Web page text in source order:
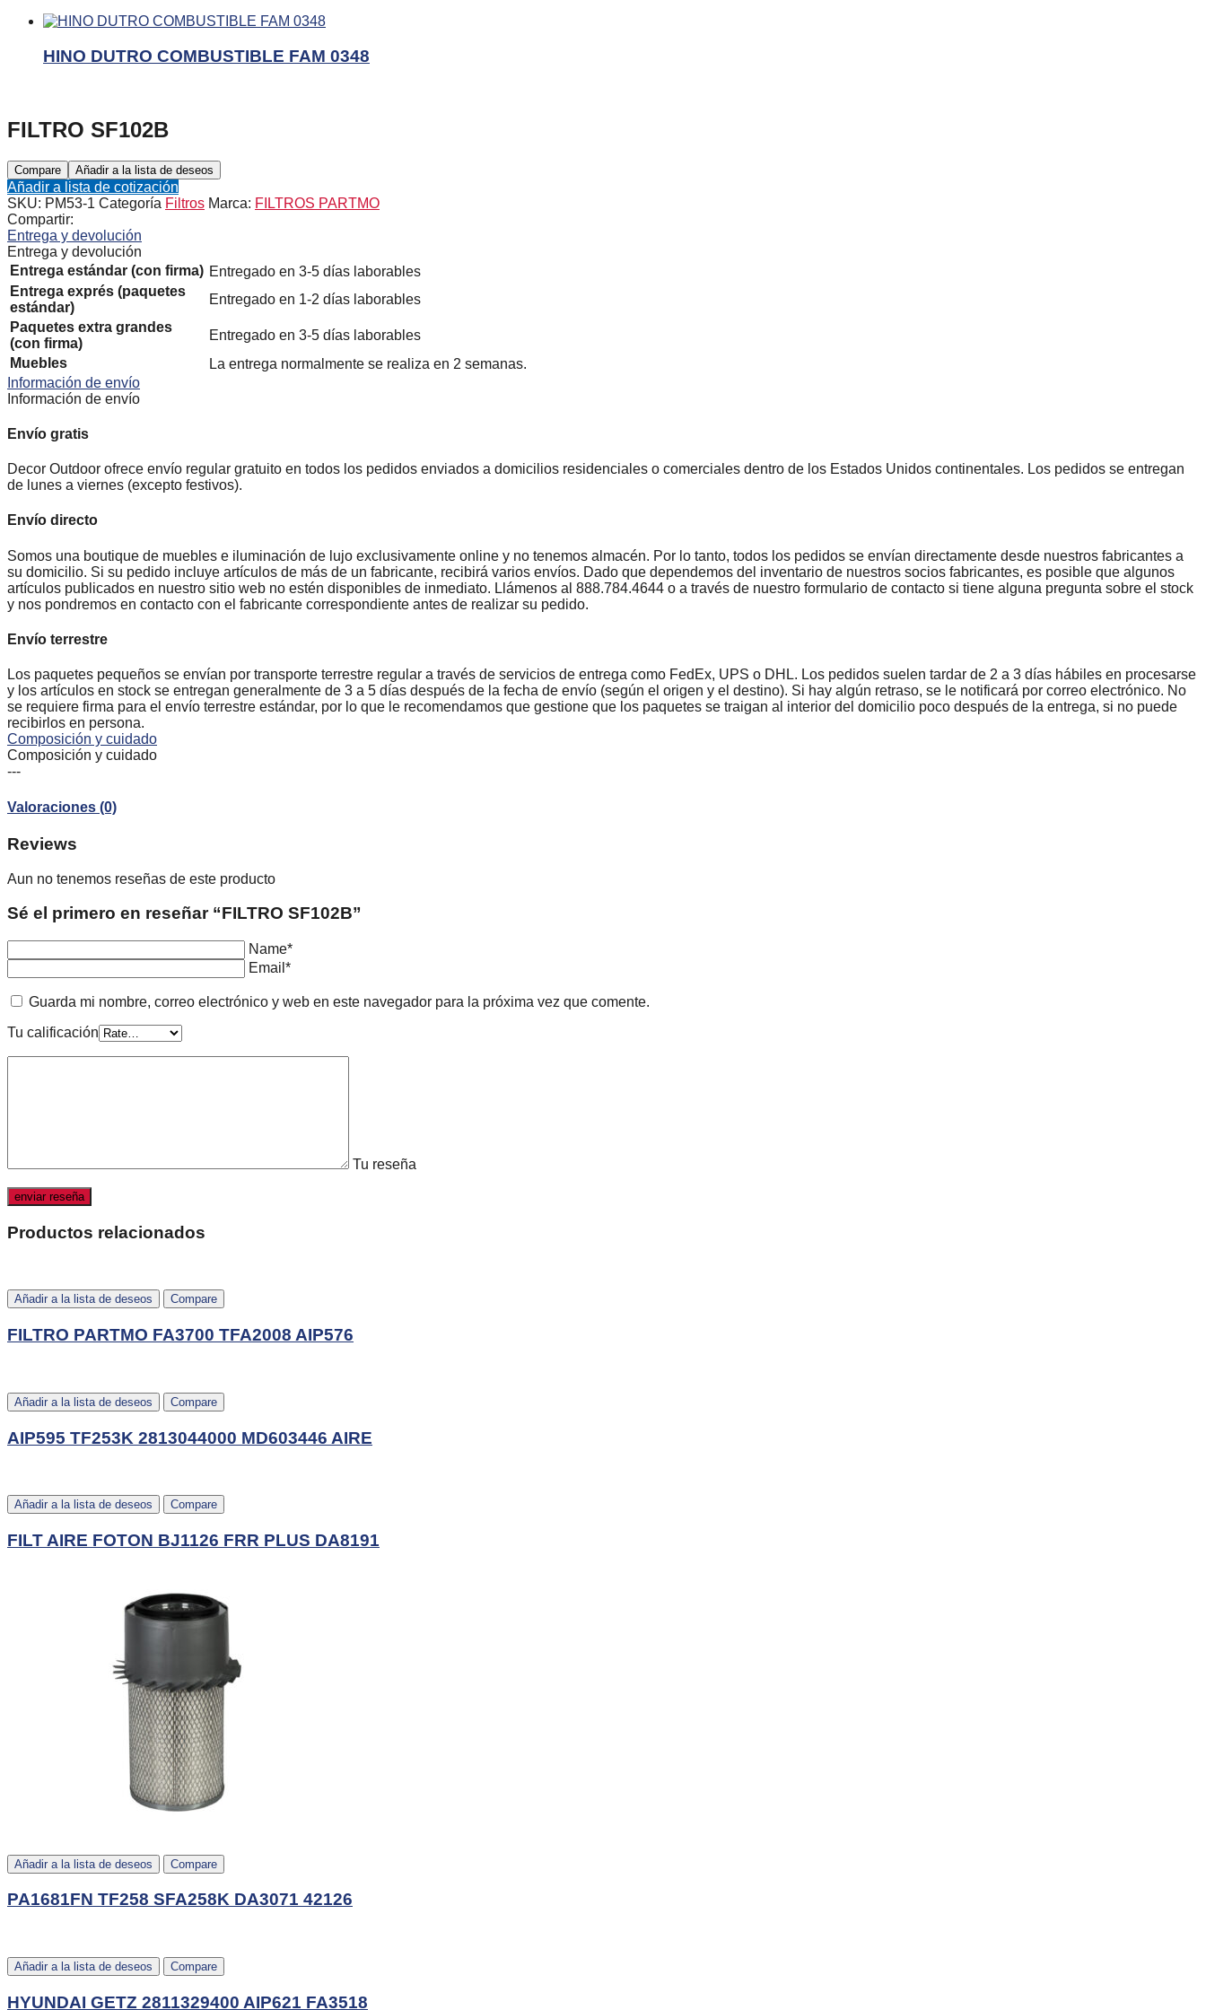
HINO DUTRO COMBUSTIBLE FAM 0348
FILTRO SF102B
Compare Añadir a la lista de deseos
Añadir a lista de cotización
SKU: PM53-1 Categoría Filtros Marca: FILTROS PARTMO
Compartir:
Entrega y devolución
Entrega y devolución
Entrega estándar (con firma) Entregado en 3-5 días laborables
Entrega exprés (paquetes
estándar)
Entregado en 1-2 días laborables
Paquetes extra grandes
(con firma)
Entregado en 3-5 días laborables
Muebles
La entrega normalmente se realiza en 2 semanas.
Información de envío
Información de envío
Envío gratis
Decor Outdoor ofrece envío regular gratuito en todos los pedidos enviados a domicilios residenciales o comerciales dentro de los Estados Unidos continentales. Los pedidos se entregan
de lunes a viernes (excepto festivos).
Envío directo
Somos una boutique de muebles e iluminación de lujo exclusivamente online y no tenemos almacén. Por lo tanto, todos los pedidos se envían directamente desde nuestros fabricantes a
su domicilio. Si su pedido incluye artículos de más de un fabricante, recibirá varios envíos. Dado que dependemos del inventario de nuestros socios fabricantes, es posible que algunos
artículos publicados en nuestro sitio web no estén disponibles de inmediato. Llámenos al 888.784.4644 o a través de nuestro formulario de contacto si tiene alguna pregunta sobre el stock
y nos pondremos en contacto con el fabricante correspondiente antes de realizar su pedido.
Envío terrestre
Los paquetes pequeños se envían por transporte terrestre regular a través de servicios de entrega como FedEx, UPS o DHL. Los pedidos suelen tardar de 2 a 3 días hábiles en procesarse
y los artículos en stock se entregan generalmente de 3 a 5 días después de la fecha de envío (según el origen y el destino). Si hay algún retraso, se le notificará por correo electrónico. No
se requiere firma para el envío terrestre estándar, por lo que le recomendamos que gestione que los paquetes se traigan al interior del domicilio poco después de la entrega, si no puede
recibirlos en persona.
Composición y cuidado
Composición y cuidado
---
Valoraciones (0)
Reviews
Aun no tenemos reseñas de este producto
Sé el primero en reseñar “FILTRO SF102B”
Name*
Email*
Guarda mi nombre, correo electrónico y web en este navegador para la próxima vez que comente.
Tu calificación
Tu reseña
Productos relacionados
Añadir a la lista de deseos Compare
FILTRO PARTMO FA3700 TFA2008 AIP576
Añadir a la lista de deseos Compare
AIP595 TF253K 2813044000 MD603446 AIRE
Añadir a la lista de deseos Compare
FILT AIRE FOTON BJ1126 FRR PLUS DA8191
Añadir a la lista de deseos Compare
PA1681FN TF258 SFA258K DA3071 42126
Añadir a la lista de deseos Compare
HYUNDAI GETZ 2811329400 AIP621 FA3518